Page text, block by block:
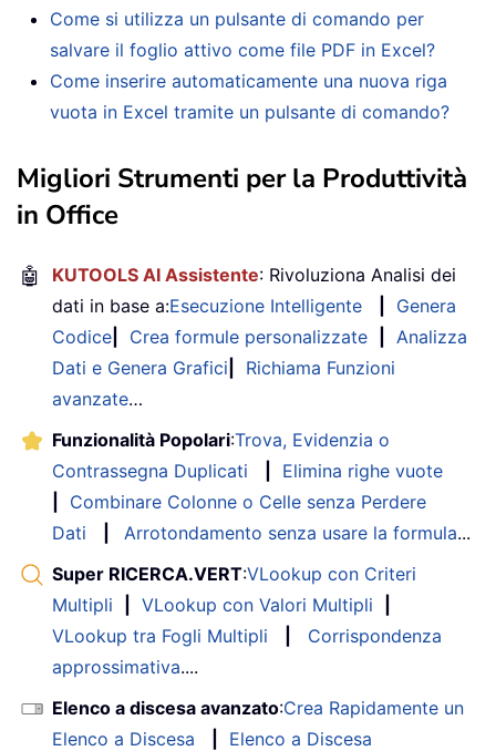
Come si utilizza un pulsante di comando per
salvare il foglio attivo come file PDF in Excel?
Come inserire automaticamente una nuova riga
vuota in Excel tramite un pulsante di comando?
Migliori Strumenti per la Produttività
in Office
🤖 KUTOOLS AI Assistente: Rivoluziona Analisi dei
dati in base a:Esecuzione Intelligente
Genera
Codice
Crea formule personalizzate
Analizza
Dati e Genera Grafici
Richiama Funzioni
avanzate…
Funzionalità Popolari:Trova, Evidenzia o
Contrassegna Duplicati
Elimina righe vuote
Combinare Colonne o Celle senza Perdere
Dati
Arrotondamento senza usare la formula...
Super RICERCA.VERT:VLookup con Criteri
Multipli
VLookup con Valori Multipli
VLookup tra Fogli Multipli
Corrispondenza
approssimativa....
Elenco a discesa avanzato:Crea Rapidamente un
Elenco a Discesa
Elenco a Discesa